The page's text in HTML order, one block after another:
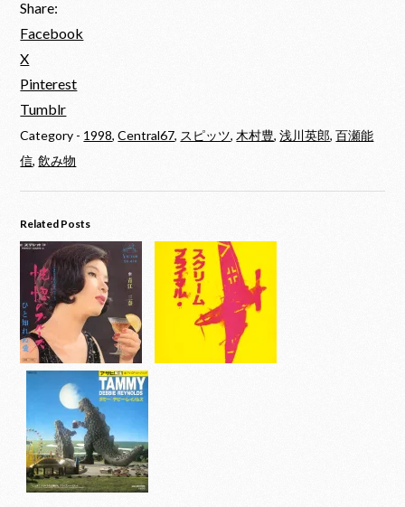
Share:
Facebook
X
Pinterest
Tumblr
Category - 1998,Central67, スピッツ, 木村豊,浅川英郎,百瀬能
信,飲み物
Related Posts